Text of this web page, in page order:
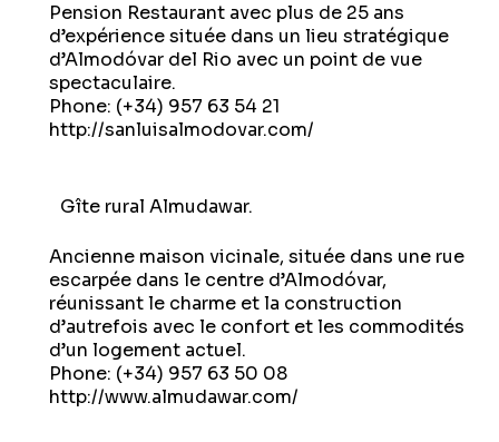
Pension Restaurant avec plus de 25 ans
d’expérience située dans un lieu stratégique
d’Almodóvar del Rio avec un point de vue
spectaculaire.
Phone: (+34) 957 63 54 21
http://sanluisalmodovar.com/
Gîte rural Almudawar.
Ancienne maison vicinale, située dans une rue
escarpée dans le centre d’Almodóvar,
réunissant le charme et la construction
d’autrefois avec le confort et les commodités
d’un logement actuel.
Phone: (+34) 957 63 50 08
http://www.almudawar.com/